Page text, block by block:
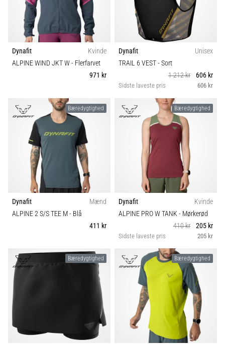
Dynafit
Kvinde
ALPINE WIND JKT W- Flerfarvet
971 kr
Dynafit
Unisex
TRAIL 6 VEST- Sort
1 212 kr
606 kr
Sidste laveste pris 606 kr
Bæredygtighed
Dynafit
Mænd
ALPINE 2 S/S TEE M- Blå
411 kr
Bæredygtighed
Dynafit
Kvinde
ALPINE PRO W TANK- Mørkerød
410 kr
205 kr
Sidste laveste pris 205 kr
Bæredygtighed Bæredygtighed